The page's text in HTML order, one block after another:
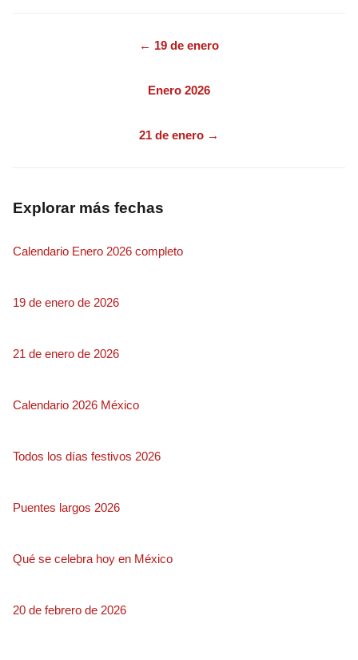
← 19 de enero
Enero 2026
21 de enero →
Explorar más fechas
Calendario Enero 2026 completo
19 de enero de 2026
21 de enero de 2026
Calendario 2026 México
Todos los días festivos 2026
Puentes largos 2026
Qué se celebra hoy en México
20 de febrero de 2026